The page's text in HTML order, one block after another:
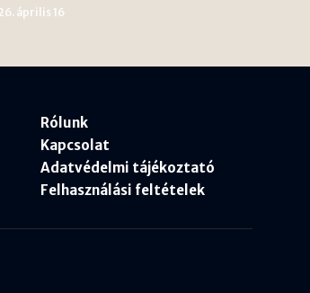
április 16
Rólunk
Kapcsolat
Adatvédelmi tájékoztató
Felhasználási feltételek